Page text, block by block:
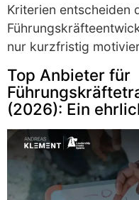
Kriterien entscheiden
nur kurzfristig
Top Anbieter für
(2026): Ein